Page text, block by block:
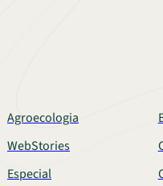
Agroecologia
WebStories
Especial